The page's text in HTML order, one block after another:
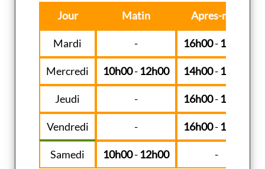
Jour Matin Apres-midi
Mardi - 16h00- 18h00
Mercredi 10h00- 12h00 14h00- 18h00
Jeudi - 16h00- 18h00
Vendredi - 16h00- 19h00
Samedi 10h00- 12h00 -